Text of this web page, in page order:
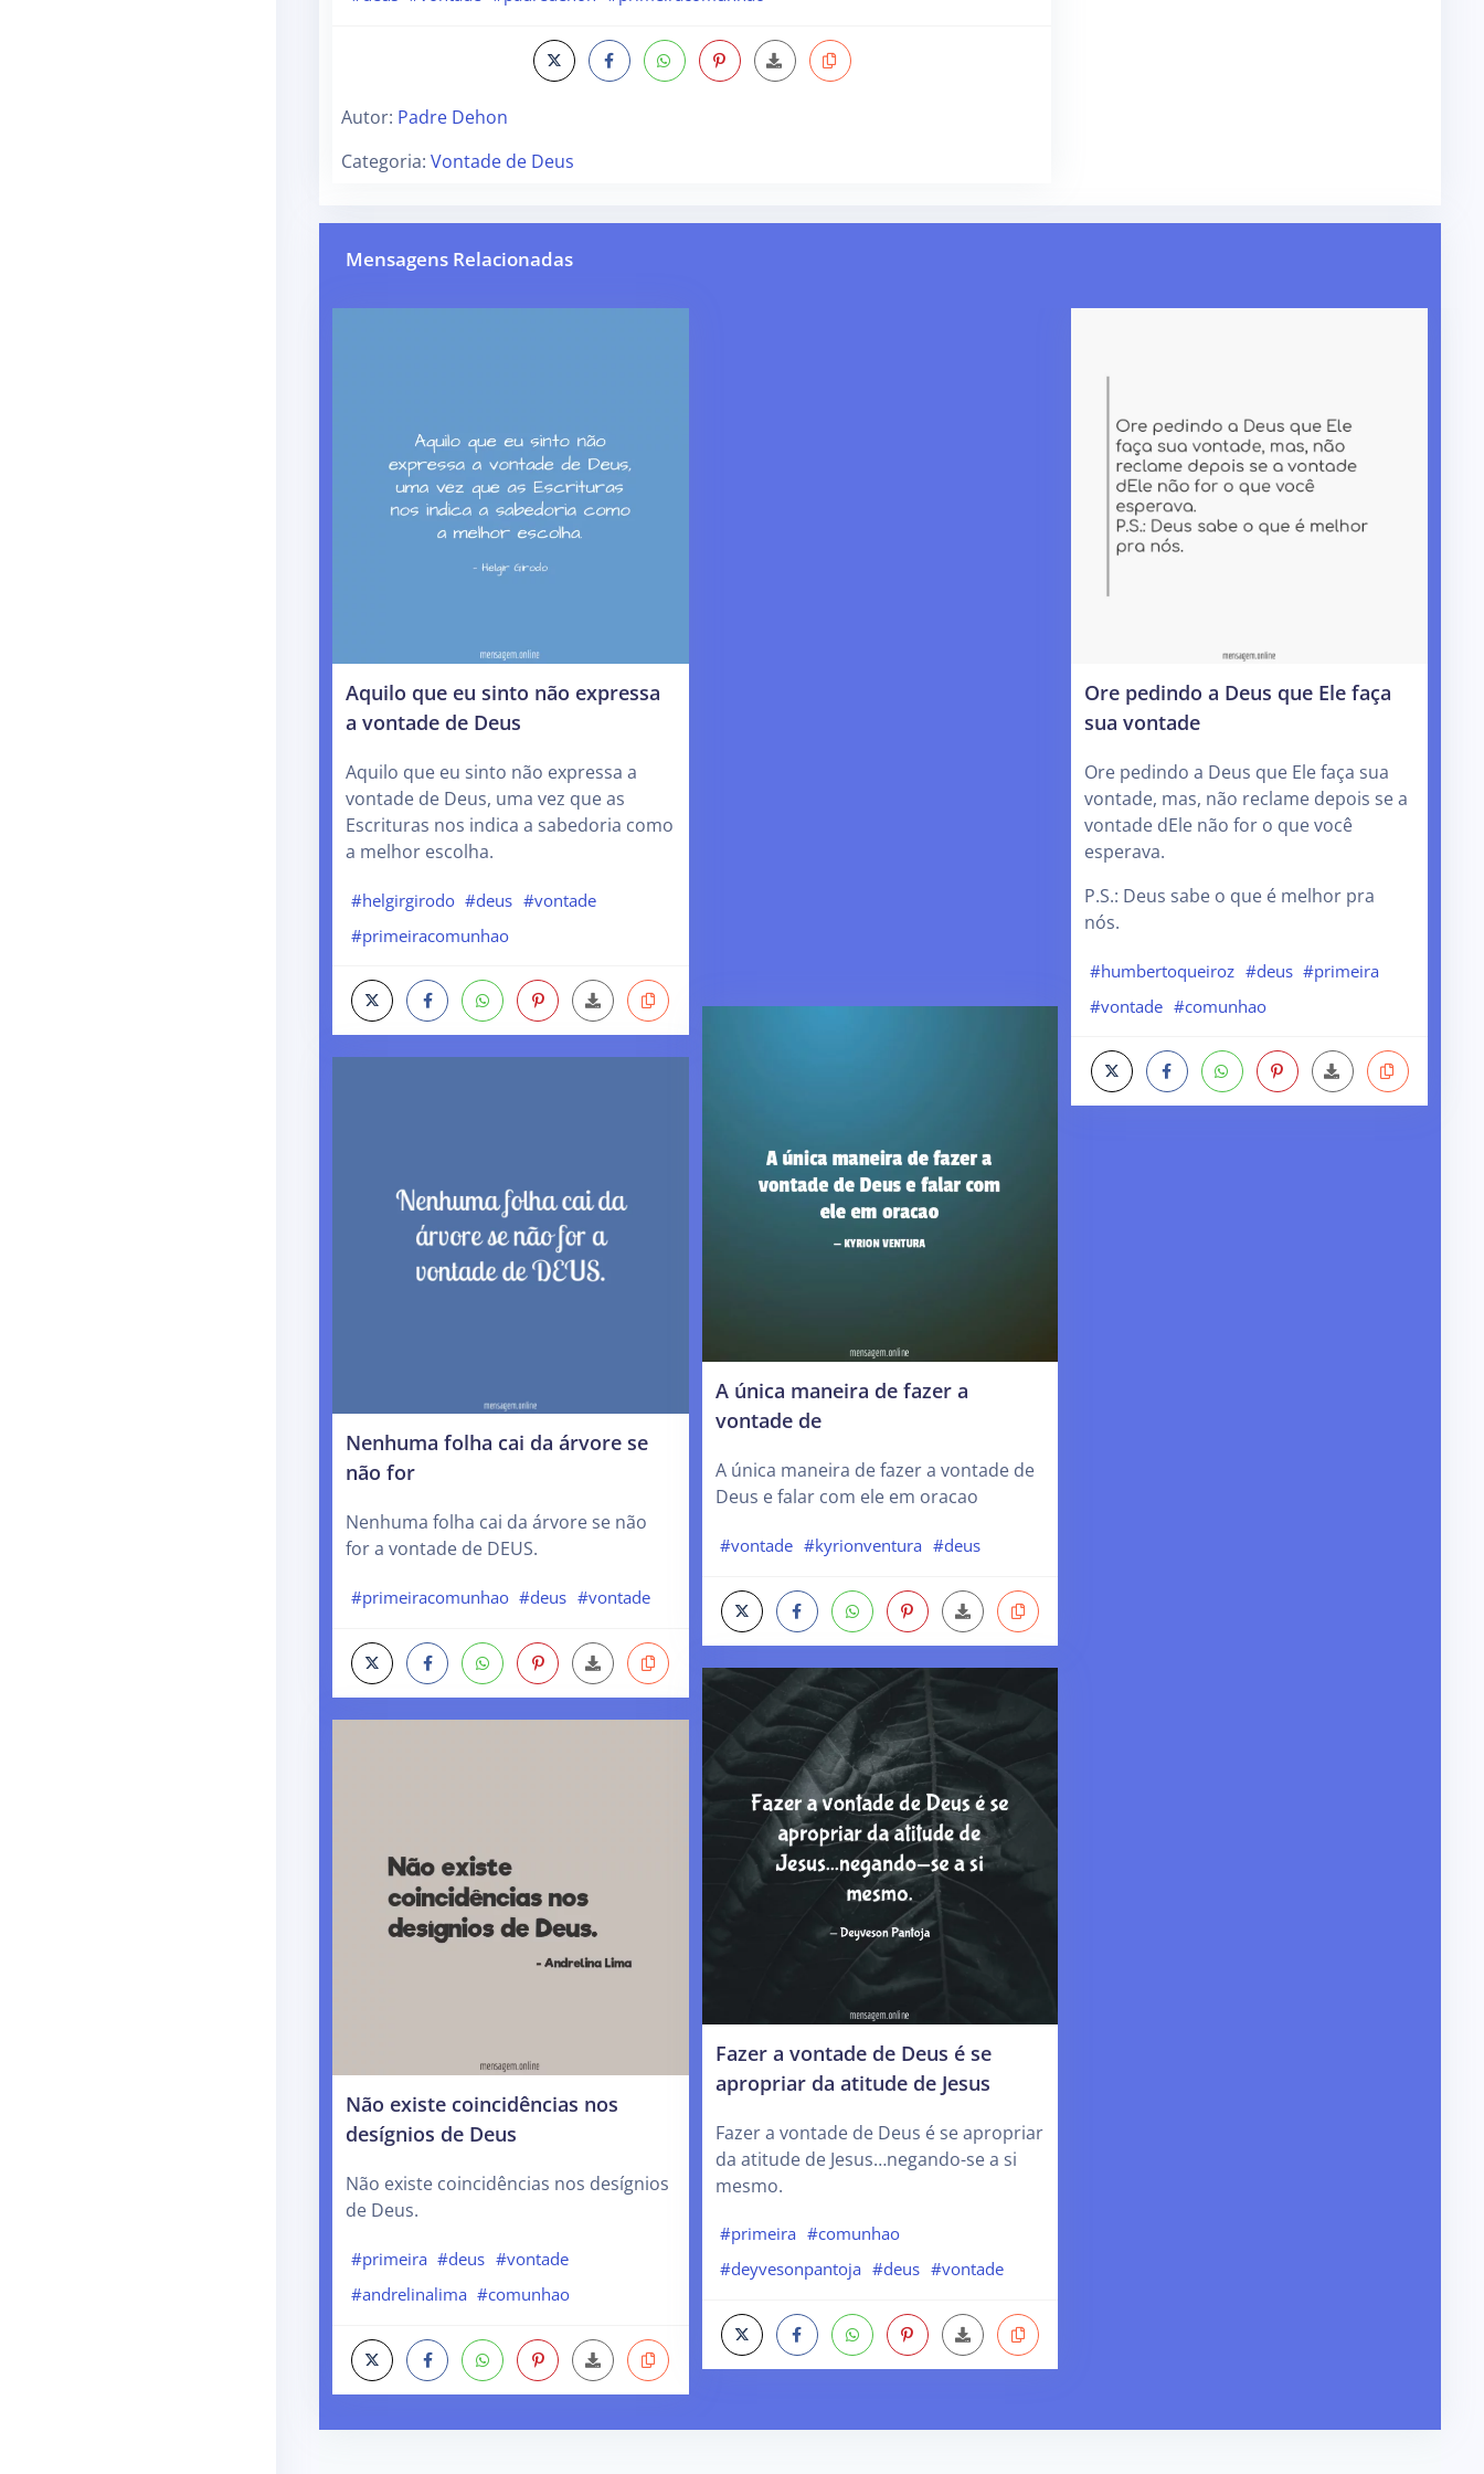
Autor: Padre Dehon
Categoria: Vontade de Deus
Mensagens Relacionadas
Aquilo que eu sinto não expressa
a vontade de Deus
Aquilo que eu sinto não expressa a
vontade de Deus, uma vez que as
Escrituras nos indica a sabedoria como
a melhor escolha.
#helgirgirodo #deus #vontade
#primeiracomunhao
Nenhuma folha cai da árvore se
não for
Nenhuma folha cai da árvore se não
for a vontade de DEUS.
#primeiracomunhao #deus #vontade
Não existe coincidências nos
desígnios de Deus
Não existe coincidências nos desígnios
de Deus.
#primeira #deus #vontade
#andrelinalima #comunhao
A única maneira de fazer a
vontade de
A única maneira de fazer a vontade de
Deus e falar com ele em oracao
#vontade #kyrionventura #deus
Fazer a vontade de Deus é se
apropriar da atitude de Jesus
Fazer a vontade de Deus é se apropriar
da atitude de Jesus…negando-se a si
mesmo.
#primeira #comunhao
#deyvesonpantoja #deus #vontade
Ore pedindo a Deus que Ele faça
sua vontade
Ore pedindo a Deus que Ele faça sua
vontade, mas, não reclame depois se a
vontade dEle não for o que você
esperava.
P.S.: Deus sabe o que é melhor pra
nós.
#humbertoqueiroz #deus #primeira
#vontade #comunhao